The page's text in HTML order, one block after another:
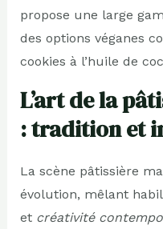
propose une large
des options véganes
cookies à l’huile de
L’art de la
: tradition et
La scène pâtissière
évolution, mêlant
et créativité